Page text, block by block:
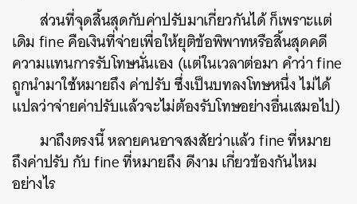
ส่วนที่จุดสิ้นสุดกับค่าปรับมาเกี่ยวกันได้ ก็เพราะแต่
เดิมfineคือเงินที่จ่ายเพื่อให้ยุติข้อพิพาทหรือสิ้นสุดคดี
ความแทนการรับโทษนั่นเอง (แต่ในเวลาต่อมา คำว่าfine
ถูกนำมาใช้หมายถึง ค่าปรับ ซึ่งเป็นบทลงโทษหนึ่ง ไม่ได้
แปลว่าจ่ายค่าปรับแล้วจะไม่ต้องรับโทษอย่างอื่นเสมอไป)
มาถึงตรงนี้ หลายคนอาจสงสัยว่าแล้วfineที่หมาย
ถึงค่าปรับ กับfineที่หมายถึง ดีงาม เกี่ยวข้องกันไหม
อย่างไร